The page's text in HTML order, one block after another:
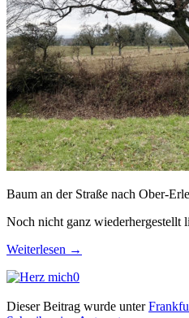
Baum an der Straße nach Ober-
Noch nicht ganz wiederhergestellt
Weiterlesen →
0
Dieser Beitrag wurde unter